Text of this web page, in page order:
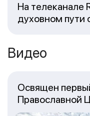
На телеканале
духовном
Видео
Освящен
Православной